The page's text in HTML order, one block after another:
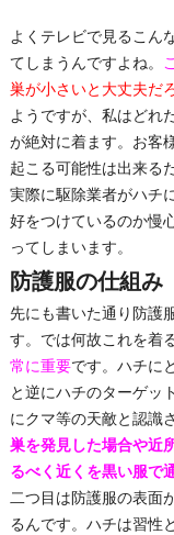
よくテレビで見るこん
てしまうんですよね。
巣が小さいと大丈夫だ
ようですが、私はどれ
が絶対に着ます。お客
起こる可能性は出来る
実際に駆除業者がハチ
好をつけているのか慢
ってしまいます。
防護服の仕組み
先にも書いた通り防護
す。では何故これを着
常に重要です。ハチに
と逆にハチのターゲッ
にクマ等の天敵と認識
巣を発見した場合や近
るべく近くを黒い服で
二つ目は防護服の表面
るんです。ハチは習性